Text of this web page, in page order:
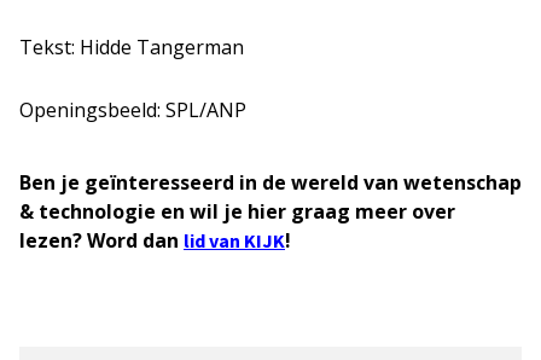
Tekst: Hidde Tangerman
Openingsbeeld: SPL/ANP
Ben je geïnteresseerd in de wereld van wetenschap
& technologie en wil je hier graag meer over
lezen? Word dan lid van KIJK!